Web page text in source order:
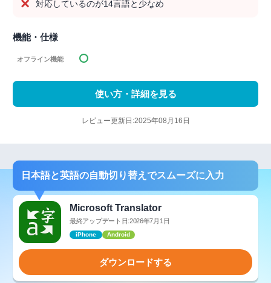
対応しているのが14言語と少なめ
機能・仕様
オフライン機能
使い方・詳細を見る
レビュー更新日:2025年08月16日
日本語と英語の自動切り替えでスムーズに入力
Microsoft Translator
最終アップデート日:2026年7月1日
iPhone Android
ダウンロードする